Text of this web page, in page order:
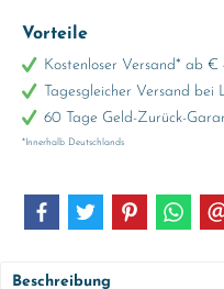
Vorteile
Kostenloser Versand* ab
Tagesgleicher Versand bei
60 Tage Geld-Zurück-
*Innerhalb Deutschlands
Beschreibung